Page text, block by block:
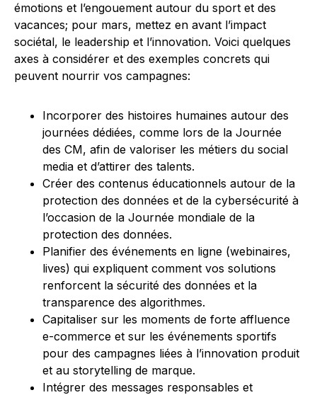
émotions et l’engouement autour du sport et des
vacances; pour mars, mettez en avant l’impact
sociétal, le leadership et l’innovation. Voici quelques
axes à considérer et des exemples concrets qui
peuvent nourrir vos campagnes:
Incorporer des histoires humaines autour des
journées dédiées, comme lors de la Journée
des CM, afin de valoriser les métiers du social
media et d’attirer des talents.
Créer des contenus éducationnels autour de la
protection des données et de la cybersécurité à
l’occasion de la Journée mondiale de la
protection des données.
Planifier des événements en ligne (webinaires,
lives) qui expliquent comment vos solutions
renforcent la sécurité des données et la
transparence des algorithmes.
Capitaliser sur les moments de forte affluence
e-commerce et sur les événements sportifs
pour des campagnes liées à l’innovation produit
et au storytelling de marque.
Intégrer des messages responsables et